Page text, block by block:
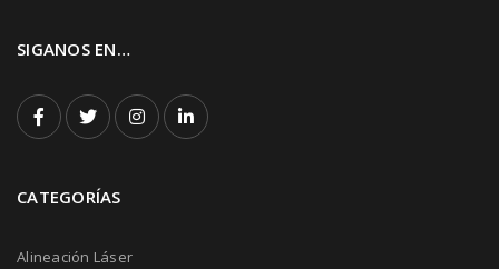
SIGANOS EN…
CATEGORÍAS
Alineación Láser